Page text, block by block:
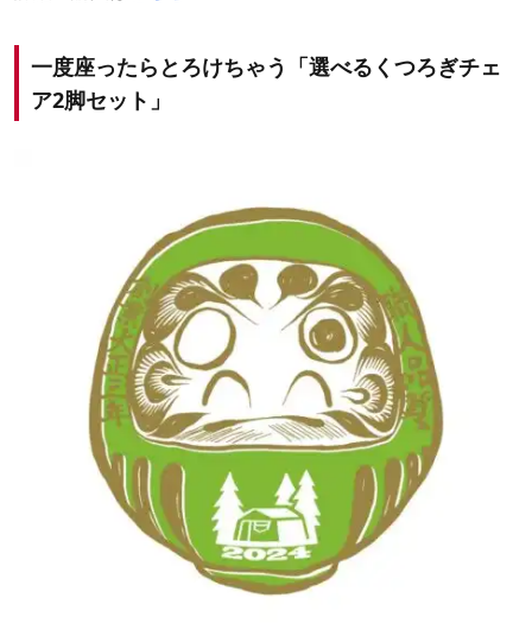
一度座ったらとろけちゃう「選べるくつろぎチェ
ア2脚セット」